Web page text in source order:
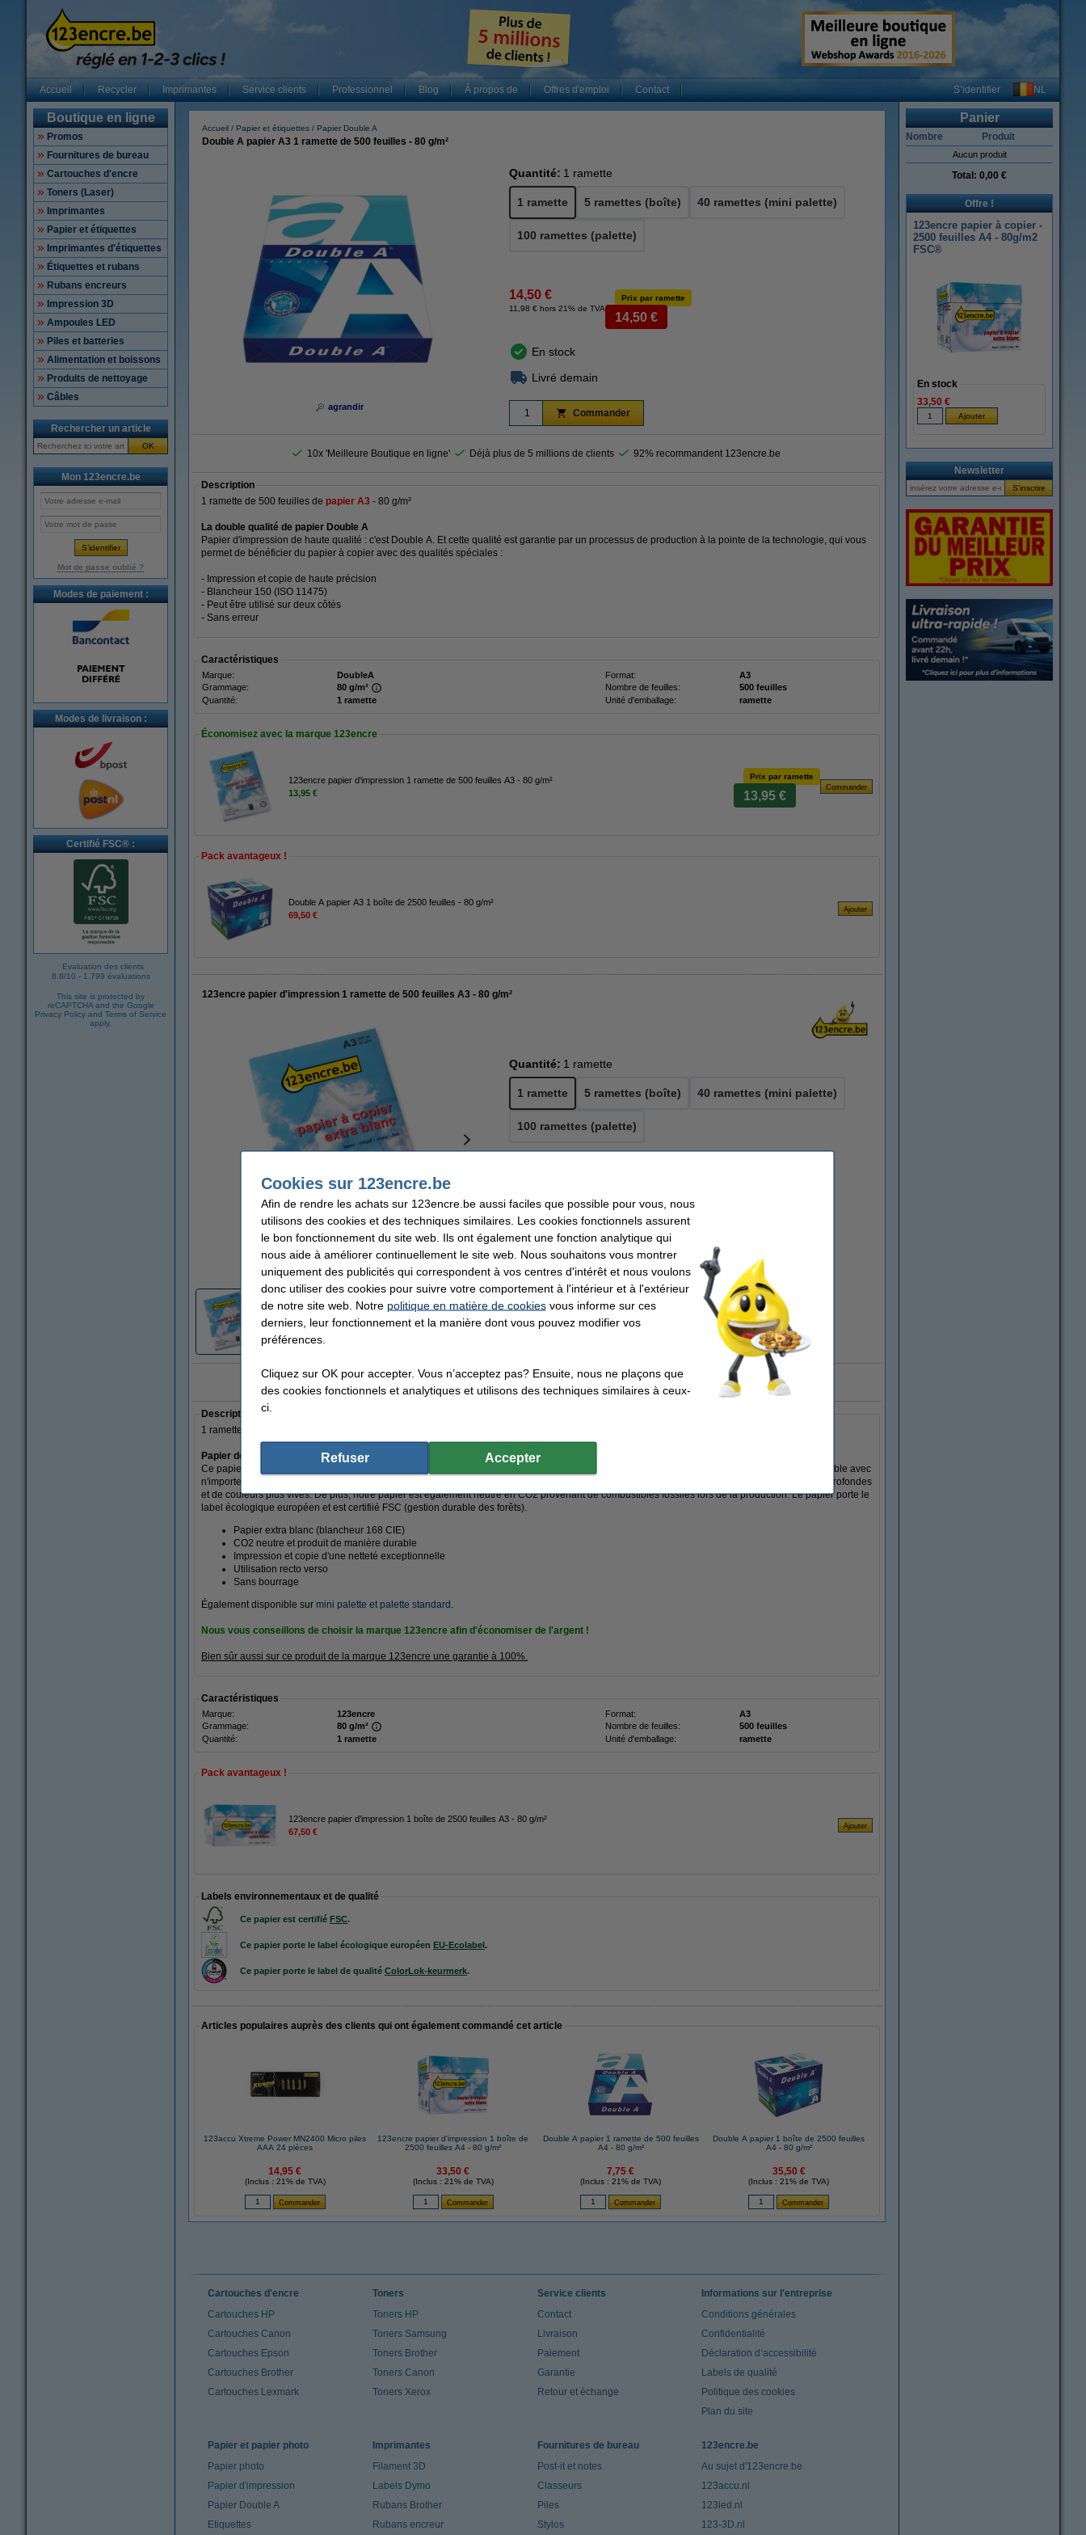
Accueil Recycler Imprimantes Service clients Professionnel Blog À propos de Offres d'emploi Contact S’identifier NL
Boutique en ligne
Promos
Fournitures de bureau
Cartouches d'encre
Toners (Laser)
Imprimantes
Papier et étiquettes
Imprimantes d'étiquettes
Étiquettes et rubans
Rubans encreurs
Impression 3D
Ampoules LED
Piles et batteries
Alimentation et boissons
Produits de nettoyage
Câbles
Rechercher un article
OK
Mon 123encre.be
Mot de passe oublié ?
Modes de paiement :
Modes de livraison :
Certifié FSC® :
Evaluation des clients
8.8/10 - 1.799 évaluations
This site is protected by
reCAPTCHA and the Google
Privacy Policy and Terms of Service
apply.
Accueil Papier et étiquettes Papier Double A
Double A papier A3 1 ramette de 500 feuilles - 80 g/m²
agrandir
Quantité: 1 ramette
1 ramette 5 ramettes (boîte) 40 ramettes (mini palette)
100 ramettes (palette)
14,50 €
11,98 € hors 21% de TVA
Prix par ramette
14,50 €
En stock
Livré demain
Commander
10x 'Meilleure Boutique en ligne' Déjà plus de 5 millions de clients 92% recommandent 123encre.be
Description
1 ramette de 500 feuilles de papier A3 - 80 g/m²
La double qualité de papier Double A
Papier d'impression de haute qualité : c'est Double A. Et cette qualité est garantie par un processus de production à la pointe de la technologie, qui vous
permet de bénéficier du papier à copier avec des qualités spéciales :
- Impression et copie de haute précision
- Blancheur 150 (ISO 11475)
- Peut être utilisé sur deux côtés
- Sans erreur
Caractéristiques
Marque: DoubleA Format:
A3
Grammage:
80 g/m² Nombre de feuilles:
500 feuilles
Quantité:
1 ramette Unité d'emballage: ramette
Économisez avec la marque 123encre
123encre papier d'impression 1 ramette de 500 feuilles A3 - 80 g/m²
13,95 €
Prix par ramette
13,95 €
Pack avantageux !
Double A papier A3 1 boîte de 2500 feuilles - 80 g/m²
69,50 €
123encre papier d'impression 1 ramette de 500 feuilles A3 - 80 g/m²
agrandir agrandir
Quantité: 1 ramette
1 ramette 5 ramettes (boîte) 40 ramettes (mini palette)
100 ramettes (palette)
11,53 € hors 21% de TVA
13,95 €
En stock
Livré demain
Commander
10x 'Meilleure Boutique en ligne' Déjà plus de 5 millions de clients 92% recommandent 123encre.be
Description
1 ramette de
Papier de qualité A
Ce papier de copie et d'impression a une très haute qualité à un prix très bas. Le papier est
(plus blanc que Double A) et est compatible avec
n'importe quelle imprimante A3. Grâce à la technologie ColorLok, vous bénéficiez d'un temps de séchage plus rapide, de nuances de noir plus profondes
et de couleurs plus vives. De plus, notre papier est également neutre en CO2 provenant de combustibles fossiles lors de la production. Le papier porte le
label écologique européen et est certifiié FSC (gestion durable des forêts).
Papier extra blanc (blancheur 168 CIE)
CO2 neutre et produit de manière durable
Impression et copie d'une netteté exceptionnelle
Utilisation recto verso
Sans bourrage
Également disponible sur mini palette et palette standard .
Nous vous conseillons de choisir la marque 123encre afin d'économiser de l'argent !
Bien sûr aussi sur ce produit de la marque 123encre une garantie à 100%.
Caractéristiques
Marque: 123encre Format:
A3
Grammage:
80 g/m² Nombre de feuilles:
500 feuilles
Quantité:
1 ramette Unité d'emballage: ramette
Pack avantageux !
123encre papier d'impression 1 boîte de 2500 feuilles A3 - 80 g/m²
67,50 €
Labels environnementaux et de qualité
Ce papier est certifié FSC.
Ce papier porte le label écologique européen EU-Ecolabel.
Ce papier porte le label de qualité ColorLok-keurmerk.
Articles populaires auprès des clients qui ont également commandé cet article
123accu Xtreme Power MN2400 Micro piles
AAA 24 pièces
14,95 €
(Inclus : 21% de TVA)
123encre papier d'impression 1 boîte de
2500 feuilles A4 - 80 g/m²
33,50 €
(Inclus : 21% de TVA)
Double A papier 1 ramette de 500 feuilles
A4 - 80 g/m²
7,75 €
(Inclus : 21% de TVA)
Double A papier 1 boîte de 2500 feuilles
A4 - 80 g/m²
35,50 €
(Inclus : 21% de TVA)
Panier
Nombre Produit
Aucun produit
Total: 0,00 €
Offre !
123encre papier à copier -
2500 feuilles A4 - 80g/m2
FSC®
En stock
33,50 €
Newsletter
Cartouches d'encre
Cartouches HP
Cartouches Canon
Cartouches Epson
Cartouches Brother
Cartouches Lexmark
Toners
Toners HP
Toners Samsung
Toners Brother
Toners Canon
Toners Xerox
Service clients
Contact
Livraison
Paiement
Garantie
Retour et échange
Informations sur l'entreprise
Conditions générales
Confidentialité
Déclaration d’accessibilité
Labels de qualité
Politique des cookies
Plan du site
Papier et papier photo
Papier photo
Papier d'impression
Papier Double A
Etiquettes
Imprimantes
Filament 3D
Labels Dymo
Rubans Brother
Rubans encreur
Fournitures de bureau
Post-it et notes
Classeurs
Piles
Stylos
123encre.be
Au sujet d'123encre.be
123accu.nl
123led.nl
123-3D.nl
Cookies sur 123encre.be
Afin de rendre les achats sur 123encre.be aussi faciles que possible pour vous, nous
utilisons des cookies et des techniques similaires. Les cookies fonctionnels assurent
le bon fonctionnement du site web. Ils ont également une fonction analytique qui
nous aide à améliorer continuellement le site web. Nous souhaitons vous montrer
uniquement des publicités qui correspondent à vos centres d'intérêt et nous voulons
donc utiliser des cookies pour suivre votre comportement à l'intérieur et à l'extérieur
de notre site web. Notre politique en matière de cookiesvous informe sur ces
derniers, leur fonctionnement et la manière dont vous pouvez modifier vos
préférences.
Cliquez sur OK pour accepter. Vous n’acceptez pas? Ensuite, nous ne plaçons que
des cookies fonctionnels et analytiques et utilisons des techniques similaires à ceux-
ci.
Refuser Accepter